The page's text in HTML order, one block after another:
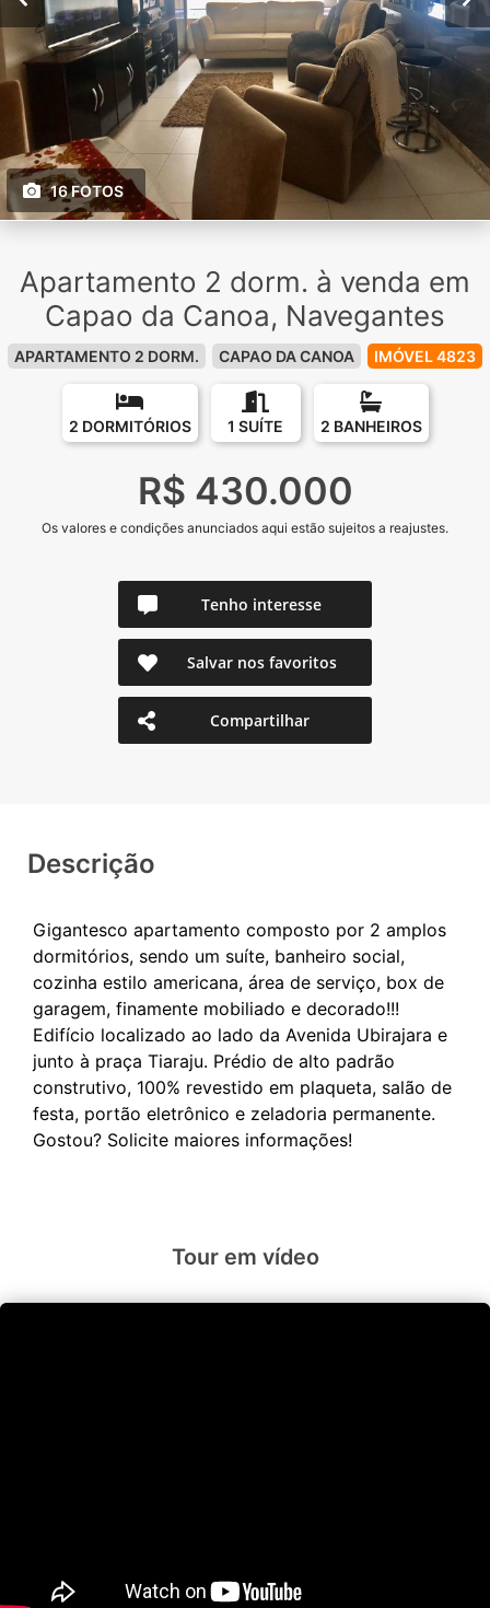
16 FOTOS
Apartamento 2 dorm. à venda em
Capao da Canoa, Navegantes
APARTAMENTO 2 DORM. CAPAO DA CANOA IMÓVEL 4823
2 DORMITÓRIOS 1 SUÍTE 2 BANHEIROS
R$ 430.000
Os valores e condições anunciados aqui estão sujeitos a reajustes.
Tenho interesse
Salvar nos favoritos
Compartilhar
Descrição
Gigantesco apartamento composto por 2 amplos
dormitórios, sendo um suíte, banheiro social,
cozinha estilo americana, área de serviço, box de
garagem, finamente mobiliado e decorado!!!
Edifício localizado ao lado da Avenida Ubirajara e
junto à praça Tiaraju. Prédio de alto padrão
construtivo, 100% revestido em plaqueta, salão de
festa, portão eletrônico e zeladoria permanente.
Tour em vídeo